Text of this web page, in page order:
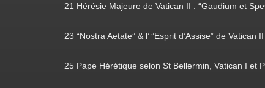
21 Hérésie Majeure de Vatican II : “Gaudium et
23 “Nostra Aetate” & l’ ”Esprit d’Assise” de Vatican
25 Pape Hérétique selon St Bellermin, Vatican I et